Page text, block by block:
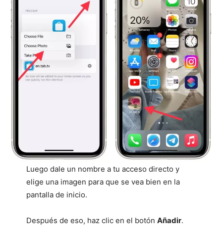
Luego dale un nombre a tu acceso directo y
elige una imagen para que se vea bien en la
pantalla de inicio.
Después de eso, haz clic en el botón Añadir.